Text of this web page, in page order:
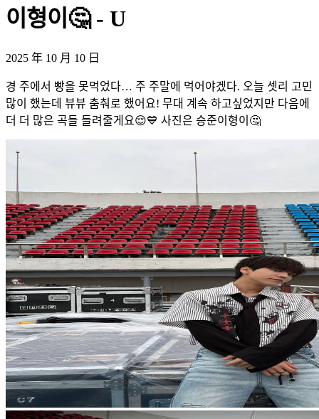
이형이🤔 - U
2025 年 10 月 10 日
경 주에서 빵을 못먹었다… 주 주말에 먹어야겠다. 오늘 셋리 고민
많이 했는데 뷰뷰 춤춰로 했어요! 무대 계속 하고싶었지만 다음에
더 더 많은 곡들 들려줄게요😌💙 사진은 승준이형이🤔